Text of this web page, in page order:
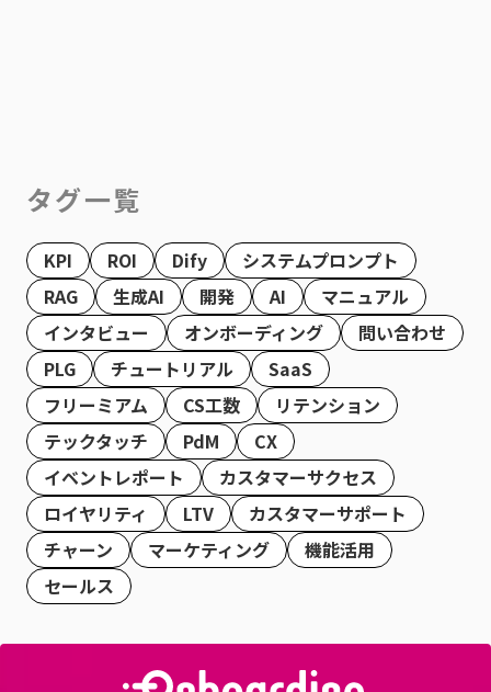
タグ一覧
KPI ROI Dify
システムプロンプト
RAG
生成AI 開発 AI
マニュアル
インタビュー
オンボーディング
問い合わせ
PLG
チュートリアル
SaaS
フリーミアム
CS工数
リテンション
テックタッチ
PdM
CX
イベントレポート
カスタマーサクセス
ロイヤリティ
LTV
カスタマーサポート
チャーン
マーケティング
機能活用
セールス